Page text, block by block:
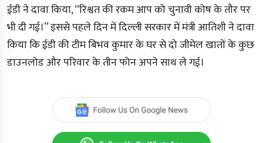
ईडी ने दावा किया, ‘‘रिश्वत की रकम आप को चुनावी कोष के तौर पर
भी दी गई।’’ इससे पहले दिन में दिल्ली सरकार में मंत्री आतिशी ने दावा
किया कि ईडी की टीम बिभव कुमार के घर से दो जीमेल खातों के कुछ
डाउनलोड और परिवार के तीन फोन अपने साथ ले गई।